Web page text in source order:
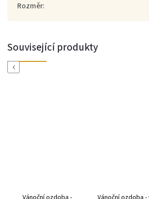
Rozměr:
Související produkty
Previous